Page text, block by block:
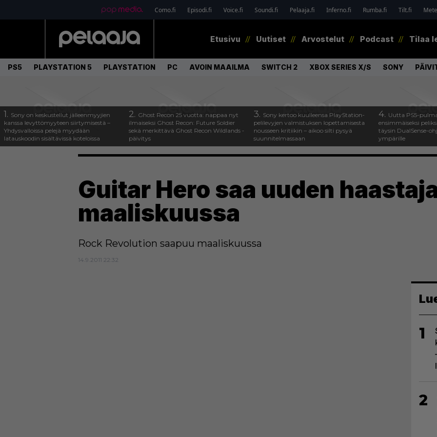
Como.fi Episodi.fi Voice.fi Soundi.fi Pelaaja.fi Inferno.fi Rumba.fi Tilt.fi
Etusivu Uutiset Arvostelut Podcast Tilaa
PS5 PLAYSTATION 5 PLAYSTATION PC AVOIN MAAILMA SWITCH 2 XBOX SERIES X/S SONY
1. Sony on keskustellut jälleenmyyjien
kanssa levyttömyyteen siirtymisestä –
Yhdysvalloissa pelejä myydään
latauskoodin sisältävissä koteloissa
2. Ghost Recon 25 vuotta: nappaa nyt
ilmaiseksi Ghost Recon: Future Soldier
sekä merkittävä Ghost Recon Wildlands -
päivitys
3. Sony kertoo kuulleensa PlayStation-
pelilevyjen valmistuksen lopettamisesta
nousseen kritiikin – aikoo silti pysyä
suunnitelmassaan
4. Uutta PS5-
ensimmäiseksi
täysin DualSense-
ympärille
Guitar Hero saa uuden
maaliskuussa
Rock Revolution saapuu maaliskuussa
14.9.2011 22:32
1
2